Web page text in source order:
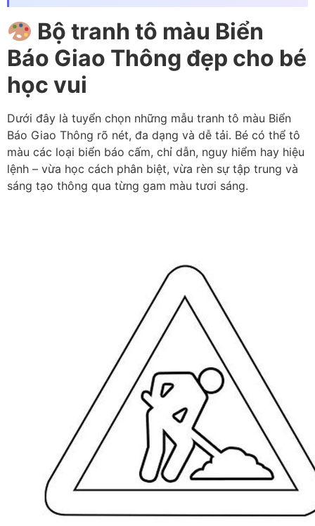
Bộ tranh tô màu Biển
Báo Giao Thông đẹp cho bé
học vui
Dưới đây là tuyển chọn những mẫu tranh tô màu Biển
Báo Giao Thông rõ nét, đa dạng và dễ tải. Bé có thể tô
màu các loại biển báo cấm, chỉ dẫn, nguy hiểm hay hiệu
lệnh – vừa học cách phân biệt, vừa rèn sự tập trung và
sáng tạo thông qua từng gam màu tươi sáng.